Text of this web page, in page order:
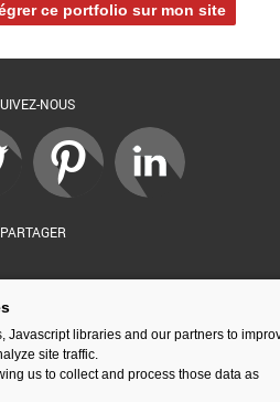
ce portfolio sur mon site
NOUS
PARTAGER
Javascript libraries and our partners to
site traffic.
us to collect and process those data as